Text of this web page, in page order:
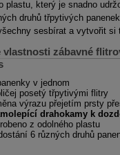
plastu, který je snadno
druhů třpytivých
sesbírat a vytvořit si
vlastnosti zábavné
v jednom
posetý třpytivými flitry
výrazu přejetím prsty
drahokamy k
z odolného plastu
6 různých druhů